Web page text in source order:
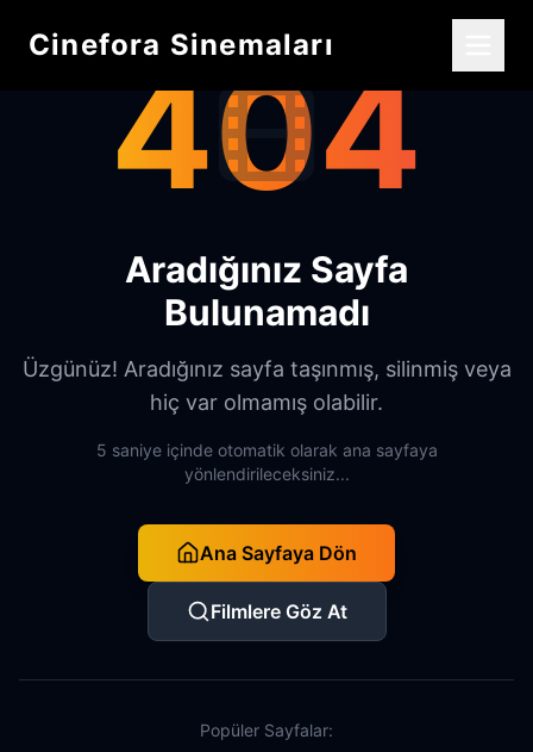
Cinefora Sinemaları
404
Aradığınız Sayfa
Bulunamadı
Üzgünüz! Aradığınız sayfa taşınmış, silinmiş veya
hiç var olmamış olabilir.
5 saniye içinde otomatik olarak ana sayfaya
yönlendirileceksiniz...
Ana Sayfaya Dön
Filmlere Göz At
Popüler Sayfalar: